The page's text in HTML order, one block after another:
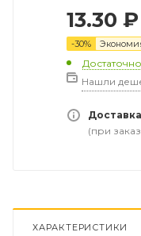
13.30 ₽
-30%
Достаточно
Нашли
(при
ХАРАКТЕРИСТИКИ